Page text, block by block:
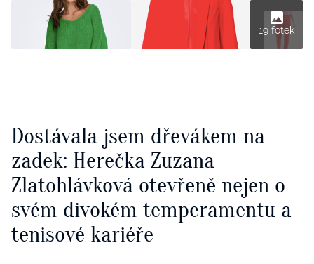
19 fotek
Dostávala jsem dřevákem na
zadek: Herečka Zuzana
Zlatohlávková otevřeně nejen o
svém divokém temperamentu a
tenisové kariéře